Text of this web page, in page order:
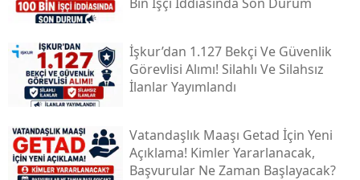
İşkur’dan 1.127 Bekçi Ve Güvenlik
Görevlisi Alımı! Silahlı Ve Silahsız
İlanlar Yayımlandı
Vatandaşlık Maaşı Getad İçin Yeni
Açıklama! Kimler Yararlanacak,
Başvurular Ne Zaman Başlayacak?